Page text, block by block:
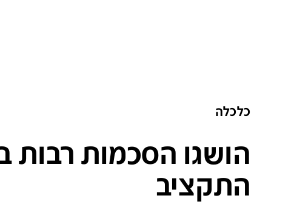
כלכלה
הושגו הסכמות רבות
התקציב